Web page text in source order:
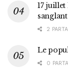
17
2
Le
0